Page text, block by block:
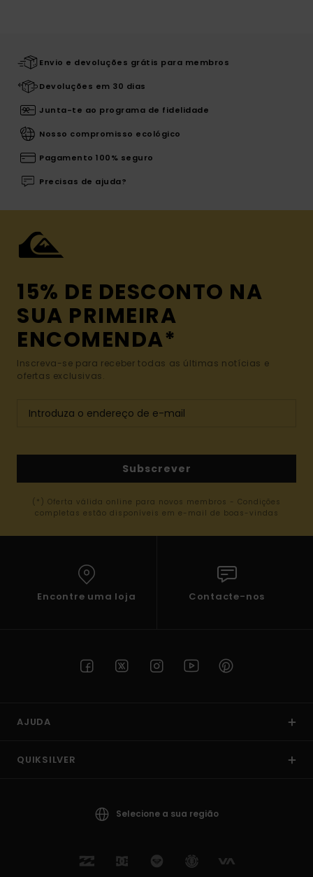
Envio e devoluções grátis para membros
Devoluções em 30 dias
Junta-te ao programa de fidelidade
Nosso compromisso ecológico
Pagamento 100% seguro
Precisas de ajuda?
15% DE DESCONTO NA
SUA PRIMEIRA
ENCOMENDA*
Inscreva-se para receber todas as últimas notícias e
ofertas exclusivas.
Subscrever
(*) Oferta válida online para novos membros - Condições
completas estão disponíveis em e-mail de boas-vindas
Encontre uma loja Contacte-nos
AJUDA
QUIKSILVER
Selecione a sua região